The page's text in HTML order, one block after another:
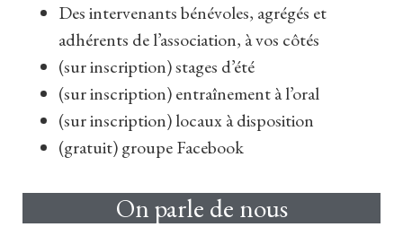
Des intervenants bénévoles, agrégés et
adhérents de l’association, à vos côtés
(sur inscription) stages d’été
(sur inscription) entraînement à l’oral
(sur inscription) locaux à disposition
(gratuit) groupe Facebook
On parle de nous